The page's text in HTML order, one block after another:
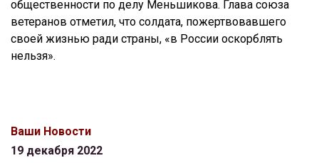
общественности по делу Меньшикова. Глава союза
ветеранов отметил, что солдата, пожертвовавшего
своей жизнью ради страны, «в России оскорблять
нельзя».
Ваши Новости
19 декабря 2022